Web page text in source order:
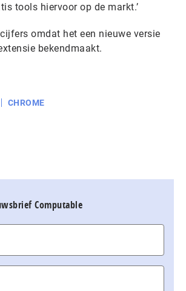
tools hiervoor op de markt.’
omdat het een nieuwe versie
bekendmaakt.
CHROME
Computable